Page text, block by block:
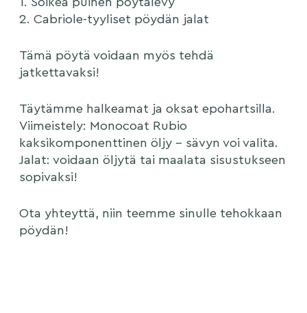
2. Cabriole-tyyliset pöydän jalat
Tämä pöytä voidaan myös tehdä
jatkettavaksi!
Täytämme halkeamat ja oksat epohartsilla.
Viimeistely: Monocoat Rubio
kaksikomponenttinen öljy – sävyn voi valita.
Jalat: voidaan öljytä tai maalata sisustukseen
sopivaksi!
Ota yhteyttä, niin teemme sinulle tehokkaan
pöydän!